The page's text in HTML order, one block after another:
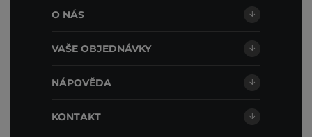
O NÁS
VAŠE OBJEDNÁVKY
NÁPOVĚDA
KONTAKT